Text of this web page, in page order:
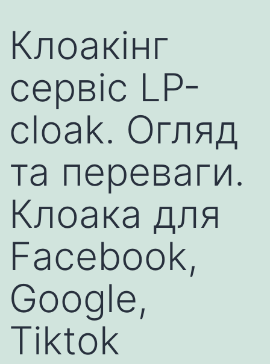
Клоакінг
сервіс LP-
cloak. Огляд
та переваги.
Клоака для
Facebook,
Google,
Tiktok